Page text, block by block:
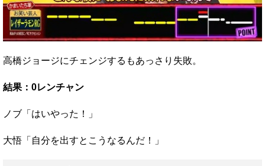
高橋ジョージにチェンジするもあっさり失敗。
結果：0レンチャン
ノブ「はいやった！」
大悟「自分を出すとこうなるんだ！」